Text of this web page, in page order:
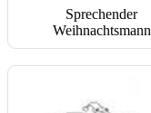
Sprechender
Weihnachtsmann